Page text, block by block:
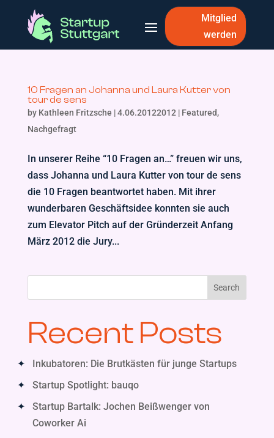
Mitglied
werden
10 Fragen an Johanna und Laura Kutter von
tour de sens
by Kathleen Fritzsche |4.06.20122012 | Featured,
Nachgefragt
In unserer Reihe “10 Fragen an…” freuen wir uns,
dass Johanna und Laura Kutter von tour de sens
die 10 Fragen beantwortet haben. Mit ihrer
wunderbaren Geschäftsidee konnten sie auch
zum Elevator Pitch auf der Gründerzeit Anfang
März 2012 die Jury...
Search
Recent Posts
Inkubatoren: Die Brutkästen für junge Startups
Startup Spotlight: bauqo
Startup Bartalk: Jochen Beißwenger von
Coworker Ai